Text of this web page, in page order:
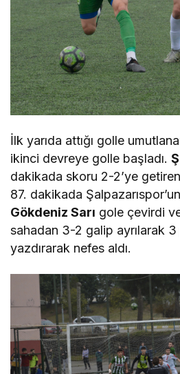
İlk yarıda attığı golle
ikinci devreye golle başladı.
dakikada skoru 2-2’ye
87. dakikada
Gökdeniz Sarı gole çevirdi
sahadan 3-2 galip ayrılarak 3
yazdırarak nefes aldı.